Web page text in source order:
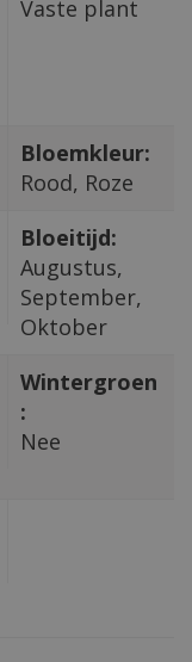
Vaste plant
Bloemkleur:
Rood, Roze
Bloeitijd:
Augustus,
September,
Oktober
Wintergroen
:
Nee